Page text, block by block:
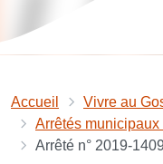
Accueil Vivre au
Arrêtés municipaux
Arrêté n° 2019-